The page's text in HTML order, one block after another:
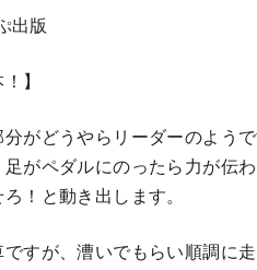
出版
】
がどうやらリーダーのよう
がペダルにのったら力が伝
！と動き出します。
すが、漕いでもらい順調に